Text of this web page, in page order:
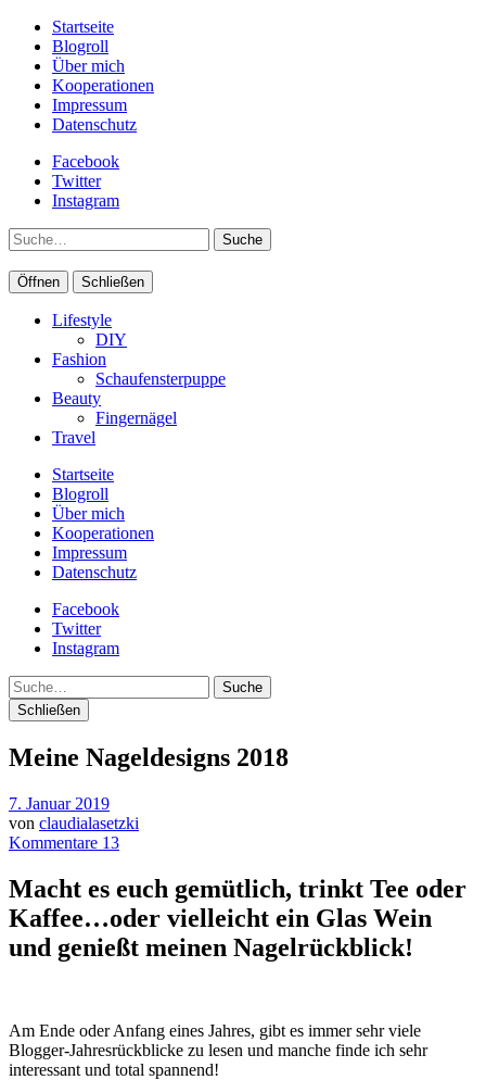
Startseite
Blogroll
Über mich
Kooperationen
Impressum
Datenschutz
Facebook
Twitter
Instagram
Suche
Öffnen Schließen
Lifestyle
DIY
Fashion
Schaufensterpuppe
Beauty
Fingernägel
Travel
Startseite
Blogroll
Über mich
Kooperationen
Impressum
Datenschutz
Facebook
Twitter
Instagram
Suche
Schließen
Meine Nageldesigns 2018
7. Januar 2019
von claudialasetzki
Kommentare 13
Macht es euch gemütlich, trinkt Tee oder
Kaffee…oder vielleicht ein Glas Wein
und genießt meinen Nagelrückblick!
Am Ende oder Anfang eines Jahres, gibt es immer sehr viele
Blogger-Jahresrückblicke zu lesen und manche finde ich sehr
interessant und total spannend!